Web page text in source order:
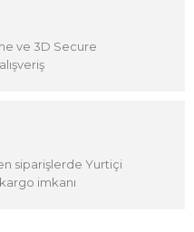
ve 3D Secure
siparişlerde Yurtiçi
imkanı